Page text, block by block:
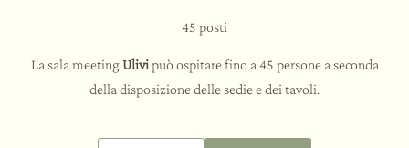
Offerte in Umbria
Regala Valle di Assisi
45 posti
La sala meetingUlivipuò ospitare fino a 45 persone a seconda
della disposizione delle sedie e dei tavoli.